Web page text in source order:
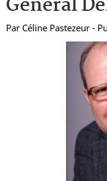
Par Céline Pastezeur -